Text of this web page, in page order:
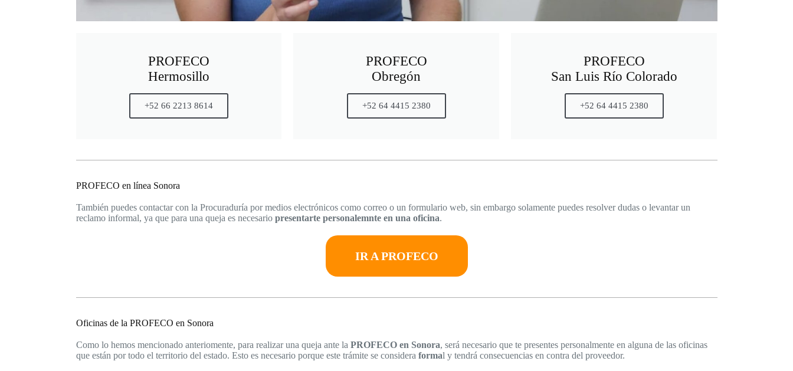
PROFECO
Hermosillo
+52 66 2213 8614
PROFECO
Obregón
+52 64 4415 2380
PROFECO
San Luis Río Colorado
+52 64 4415 2380
PROFECO en línea Sonora
También puedes contactar con la Procuraduría por medios electrónicos como correo o un formulario web, sin embargo solamente puedes resolver dudas o levantar un
reclamo informal, ya que para una queja es necesario presentarte personalemnte en una oficina.
IR A PROFECO
Oficinas de la PROFECO en Sonora
Como lo hemos mencionado anteriomente, para realizar una queja ante la PROFECO en Sonora, será necesario que te presentes personalmente en alguna de las oficinas
que están por todo el territorio del estado. Esto es necesario porque este trámite se considera formal y tendrá consecuencias en contra del proveedor.